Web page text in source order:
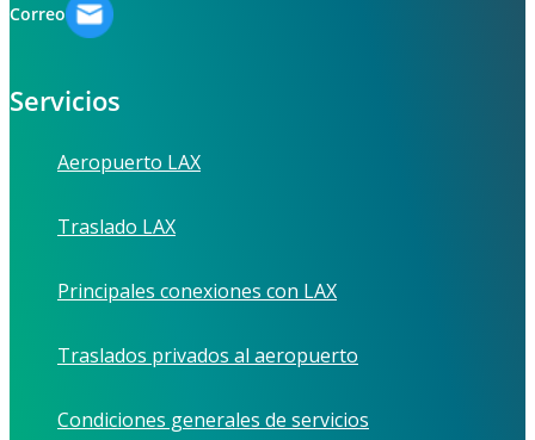
Correo
Servicios
Aeropuerto LAX
Traslado LAX
Principales conexiones con LAX
Traslados privados al aeropuerto
Condiciones generales de servicios